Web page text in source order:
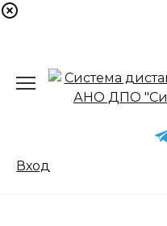
содержанию
Вход